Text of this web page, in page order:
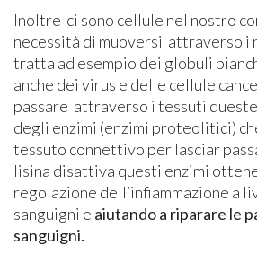
Inoltre ci sono cellule nel nostro
necessità di muoversi attraverso i
tratta ad esempio dei globuli
anche dei virus e delle cellule
passare attraverso i tessuti
degli enzimi (enzimi proteolitici)
tessuto connettivo per lasciar
lisina disattiva questi enzimi
regolazione dell’infiammazione a
sanguigni e aiutando a riparare le
sanguigni.